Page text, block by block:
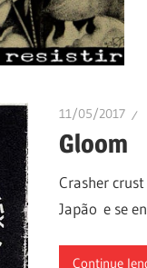
11/05/2017
Gloom
Crasher
Japão e se
Continue